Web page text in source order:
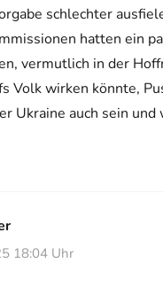
schlechter
hatten ein
vermutlich in der
Volk wirken könnte,
Ukraine auch sein und
18:04 Uhr